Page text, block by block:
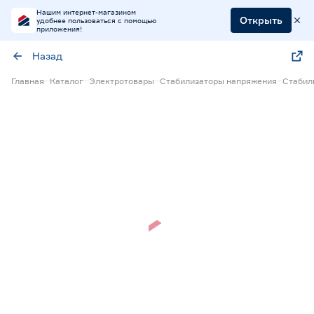
Нашим интернет-магазином
удобнее пользоваться с помощью
приложения!
Открыть
Назад
Главная Каталог Электротовары Стабилизаторы напряжения